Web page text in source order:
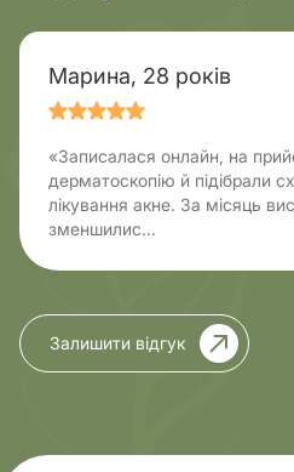
Марина, 28 років
«Записалася онлайн, на
дерматоскопію й підібрали
лікування акне. За місяць
зменшилис...
Залишити відгук